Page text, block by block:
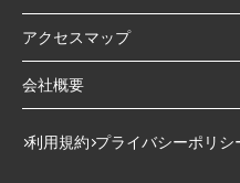
アクセスマップ
会社概要
利用規約 プライバシーポリシ